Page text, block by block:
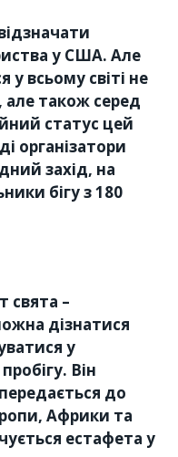
у США. Але
всьому світі не
але також серед
статус цей
організатори
захід, на
бігу з 180
свята –
дізнатися
у
Він
до
Африки та
естафета у